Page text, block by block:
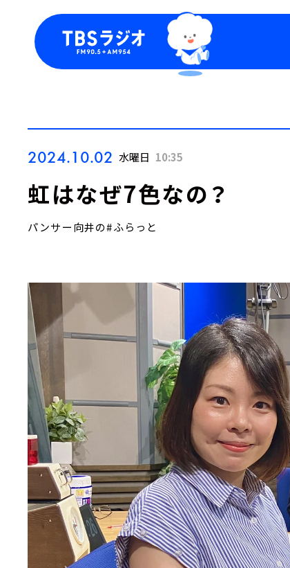
2024.10.02 水曜日 10:35
虹はなぜ7色なの？
パンサー向井の#ふらっと